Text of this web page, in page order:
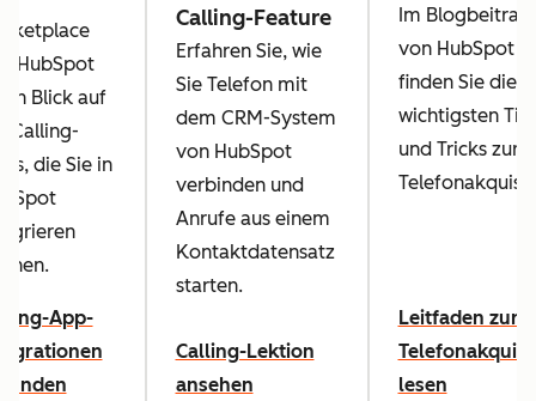
HubSpot
Blick auf
Calling-
die Sie in
App-
Calling-Feature
Erfahren Sie, wie
Sie Telefon mit
dem CRM-System
von HubSpot
verbinden und
Anrufe aus einem
Kontaktdatensatz
starten.
Calling-Lektion
ansehen
Im Blogbeitrag
von HubSpot
finden Sie die
wichtigsten
und Tricks zur
Telefonakquise.
Leitfaden zur
Telefonakquise
lesen